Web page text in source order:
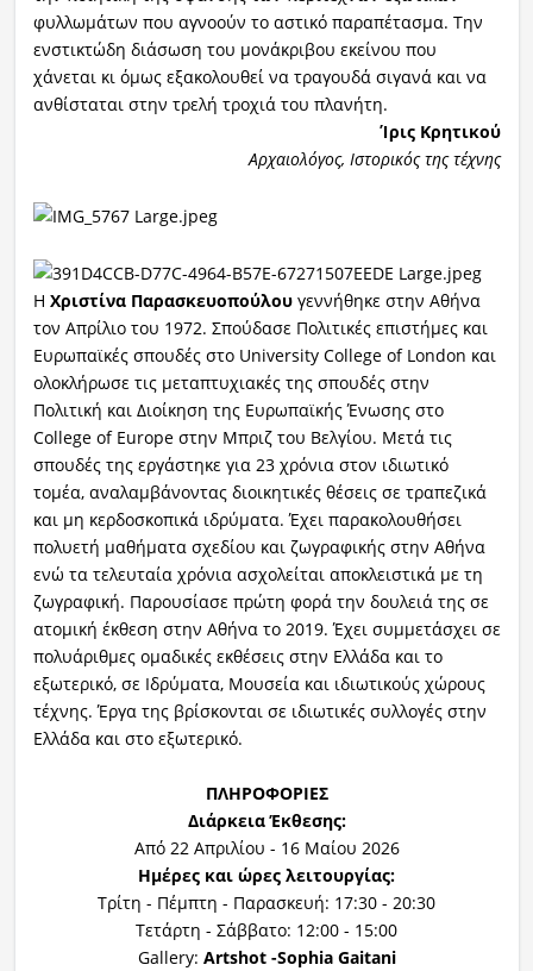
φυλλωμάτων που αγνοούν το αστικό παραπέτασμα. Την
ενστικτώδη διάσωση του μονάκριβου εκείνου που
χάνεται κι όμως εξακολουθεί να τραγουδά σιγανά και να
ανθίσταται στην τρελή τροχιά του πλανήτη.
Ίρις Κρητικού
Αρχαιολόγος, Ιστορικός της τέχνης
Η Χριστίνα Παρασκευοπούλου γεννήθηκε στην Αθήνα
τον Απρίλιο του 1972. Σπούδασε Πολιτικές επιστήμες και
Ευρωπαϊκές σπουδές στο University College of London και
ολοκλήρωσε τις μεταπτυχιακές της σπουδές στην
Πολιτική και Διοίκηση της Ευρωπαϊκής Ένωσης στο
College of Europe στην Μπριζ του Βελγίου. Μετά τις
σπουδές της εργάστηκε για 23 χρόνια στον ιδιωτικό
τομέα, αναλαμβάνοντας διοικητικές θέσεις σε τραπεζικά
και μη κερδοσκοπικά ιδρύματα. Έχει παρακολουθήσει
πολυετή μαθήματα σχεδίου και ζωγραφικής στην Αθήνα
ενώ τα τελευταία χρόνια ασχολείται αποκλειστικά με τη
ζωγραφική. Παρουσίασε πρώτη φορά την δουλειά της σε
ατομική έκθεση στην Αθήνα το 2019. Έχει συμμετάσχει σε
πολυάριθμες ομαδικές εκθέσεις στην Ελλάδα και το
εξωτερικό, σε Ιδρύματα, Μουσεία και ιδιωτικούς χώρους
τέχνης. Έργα της βρίσκονται σε ιδιωτικές συλλογές στην
Ελλάδα και στο εξωτερικό.
ΠΛΗΡΟΦΟΡΙΕΣ
Διάρκεια Έκθεσης:
Από 22 Aπριλίου - 16 Μαίου 2026
Ημέρες και ώρες λειτουργίας:
Τρίτη - Πέμπτη - Παρασκευή: 17:30 - 20:30
Τετάρτη - Σάββατο: 12:00 - 15:00
Gallery: Artshot -Sophia Gaitani